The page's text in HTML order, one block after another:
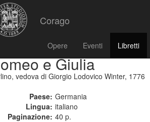
Corago
Opere Eventi Libretti
e Giulia
vedova di Giorgio Lodovico Winter, 1776
Paese: Germania
Lingua: italiano
Paginazione: 40 p.